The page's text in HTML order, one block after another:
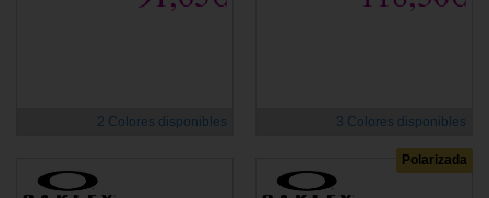
2 Colores disponibles 3 Colores disponibles
Polarizada